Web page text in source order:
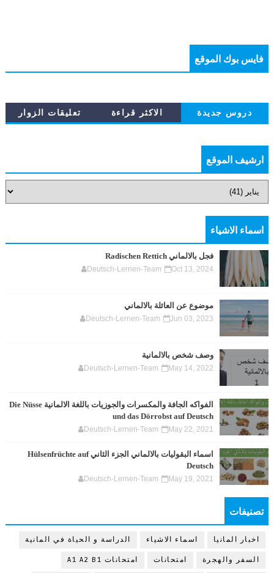
فايس بوك الموقع
دروس جديدة الاكثر قراءة تعليقات الزوار
ارشيف الموقع
اسماء الاشياء
فجل بالالماني Radischen Rettich
Deutsch-Lernen-Team Oct 13, 2024
موضوع عن العائلة بالالماني
Deutsch-Lernen-Team Jun 03, 2023
وصف شخص بالالمانية
Deutsch-Lernen-Team May 14, 2022
الفواكه الجافة والمكسرات والجوزيات باللغة الالمانية Die Nüsse
und das Dörrobst auf Deutsch
Deutsch-Lernen-Team May 22, 2021
اسماء البقوليات بالالماني الجزء الثاني Hülsenfrüchte auf
Deutsch
Deutsch-Lernen-Team May 19, 2021
تصنيفات
اخبار المانيا اسماء الاشياء الدراسة و الحياة في المانية
السفر والهجرة امتحانات امتحانات A1 A2 B1